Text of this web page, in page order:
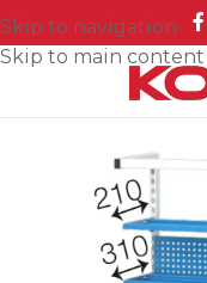
Skip to navigation
Skip to main content